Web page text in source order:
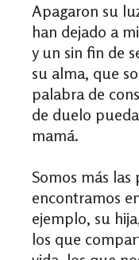
Apagaron su
han dejado a
y un sin fin de
su alma, que
palabra de
de duelo
mamá.
Somos más las
encontramos
ejemplo, su
los que